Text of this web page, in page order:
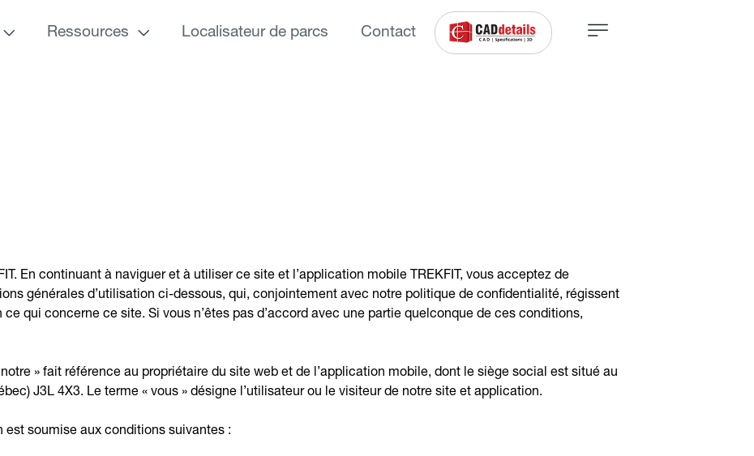
Ressources Localisateur de parcs Contact
En continuant à naviguer et à utiliser ce site et l’application mobile TREKFIT, vous acceptez de
générales d’utilisation ci-dessous, qui, conjointement avec notre politique de confidentialité, régissent
ce qui concerne ce site. Si vous n’êtes pas d’accord avec une partie quelconque de ces conditions,
notre » fait référence au propriétaire du site web et de l’application mobile, dont le siège social est situé au
J3L 4X3. Le terme « vous » désigne l’utilisateur ou le visiteur de notre site et application.
est soumise aux conditions suivantes :